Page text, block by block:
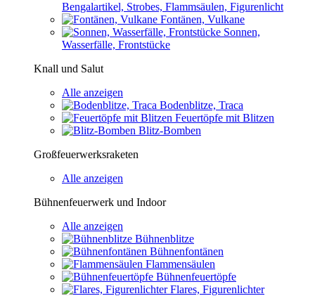
Bengalartikel, Strobes, Flammsäulen, Figurenlicht
Fontänen, Vulkane
Sonnen,
Wasserfälle, Frontstücke
Knall und Salut
Alle anzeigen
Bodenblitze, Traca
Feuertöpfe mit Blitzen
Blitz-Bomben
Großfeuerwerksraketen
Alle anzeigen
Bühnenfeuerwerk und Indoor
Alle anzeigen
Bühnenblitze
Bühnenfontänen
Flammensäulen
Bühnenfeuertöpfe
Flares, Figurenlichter